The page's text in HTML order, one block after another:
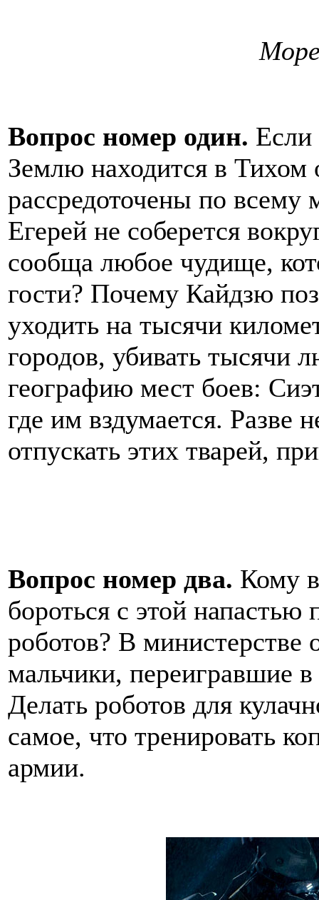
Вопрос номер один. Если
Землю находится в Тихом
рассредоточены по всему
Егерей не соберется
сообща любое чудище,
гости? Почему Кайдзю
уходить на тысячи
городов, убивать тысячи
географию мест боев:
где им вздумается. Разве
отпускать этих тварей,
Вопрос номер два. Кому
бороться с этой напастью
роботов? В министерстве
мальчики, переигравшие
Делать роботов для
самое, что тренировать
армии.